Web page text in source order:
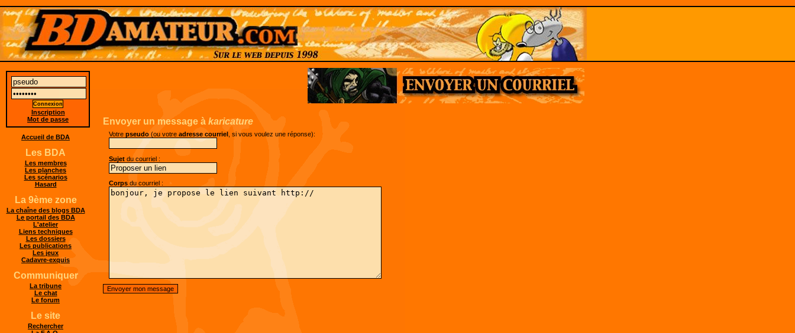
Envoyer un message à karicature
Votrepseudo (ou votreadresse courriel , si vous voulez une réponse):
Sujet du courriel :
Corps du courriel :
Inscription
Mot de passe
Accueil de BDA
Les BDA
Les membres
Les planches
Les scénarios
Hasard
La 9ème zone
La chaîne des blogs BDA
Le portail des BDA
L'atelier
Liens techniques
Les dossiers
Les publications
Les jeux
Cadavre-exquis
Communiquer
La tribune
Le chat
Le forum
Le site
Rechercher